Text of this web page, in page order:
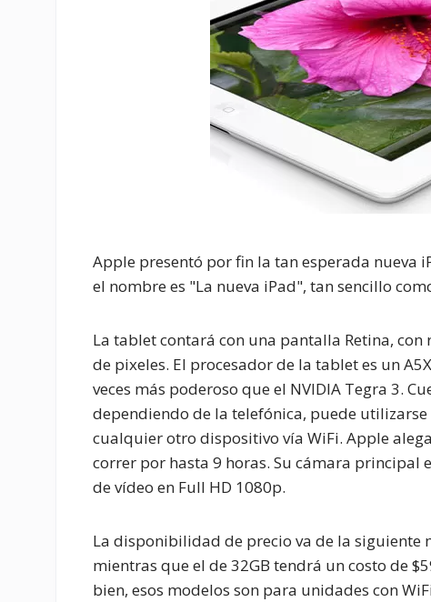
Apple presentó por fin la tan esperada nueva
el nombre es "La nueva iPad", tan sencillo
La tablet contará con una pantalla Retina,
de pixeles. El procesador de la tablet es un
veces más poderoso que el NVIDIA Tegra 3.
dependiendo de la telefónica, puede
cualquier otro dispositivo vía WiFi. Apple
correr por hasta 9 horas. Su cámara principal
de vídeo en Full HD 1080p.
La disponibilidad de precio va de la siguiente
mientras que el de 32GB tendrá un costo de
bien, esos modelos son para unidades con